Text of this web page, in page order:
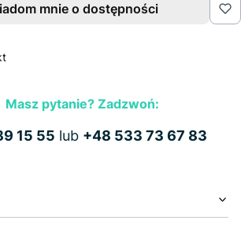
mnie o dostępności
Masz pytanie? Zadzwoń:
15 55 lub +48 533 73 67 83